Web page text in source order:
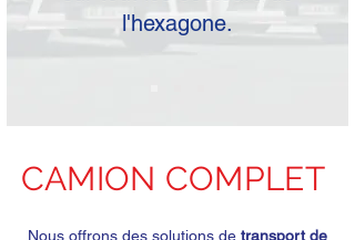
l'hexagone.
CAMION COMPLET
Nous offrons des solutions de transport de